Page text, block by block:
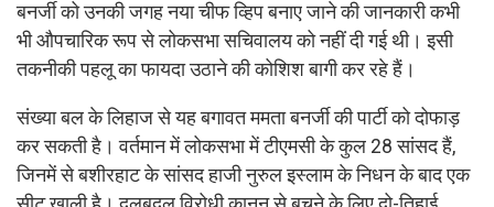
बनर्जी को उनकी जगह नया चीफ व्हिप बनाए जाने की जानकारी कभी
भी औपचारिक रूप से लोकसभा सचिवालय को नहीं दी गई थी। इसी
तकनीकी पहलू का फायदा उठाने की कोशिश बागी कर रहे हैं।
संख्या बल के लिहाज से यह बगावत ममता बनर्जी की पार्टी को दोफाड़
कर सकती है। वर्तमान में लोकसभा में टीएमसी के कुल 28 सांसद हैं,
जिनमें से बशीरहाट के सांसद हाजी नुरुल इस्लाम के निधन के बाद एक